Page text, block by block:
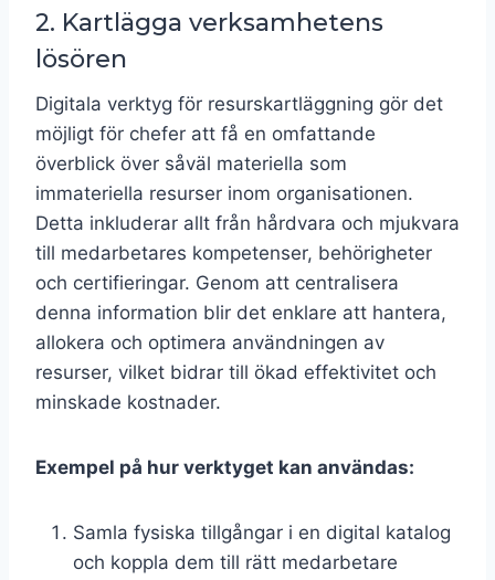
2. Kartlägga verksamhetens
lösören
Digitala verktyg för resurskartläggning gör det
möjligt för chefer att få en omfattande
överblick över såväl materiella som
immateriella resurser inom organisationen.
Detta inkluderar allt från hårdvara och mjukvara
till medarbetares kompetenser, behörigheter
och certifieringar. Genom att centralisera
denna information blir det enklare att hantera,
allokera och optimera användningen av
resurser, vilket bidrar till ökad effektivitet och
minskade kostnader.
Exempel på hur verktyget kan användas:
Samla fysiska tillgångar i en digital katalog
och koppla dem till rätt medarbetare